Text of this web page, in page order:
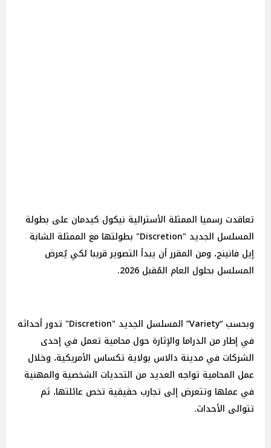
تعاقدت رسميا الممثلة الأسترالية نيكول كيدمان على بطولة
المسلسل الجديد "Discretion" بطولتها مع الممثلة الشابة
إيل فانينج، ومن المقرر أن يبدأ التصوير قريبا لكي يُعرض
المسلسل بحلول العام المُقبل 2026.
وبحسب “Variety” المسلسل الجديد "Discretion" تدور أحداثه
في إطار من الدراما والإثارة حول محامية تعمل في إحدى
الشركات في مدينة دالاس بولاية تكساس الأمريكية، وخلال
عمل المحامية تواجه العديد من التحديات الشخصية والمهنية
في عملها وتتعرض إلى تجارب حقيقية تخص عائلتها، ثم
تتوالى الأحداث.